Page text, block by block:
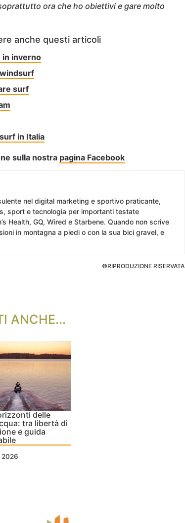
ora che ho obiettivi e gare molto
anche questi articoli
in inverno
surf
in Italia
sulla nostra pagina Facebook
nel digital marketing e sportivo praticante,
sport e tecnologia per importanti testate
Health, GQ, Wired e Starbene. Quando non scrive
in montagna a piedi o con la sua bici gravel, e
©RIPRODUZIONE RISERVATA
ANCHE...
delle
tra libertà di
e guida
2026